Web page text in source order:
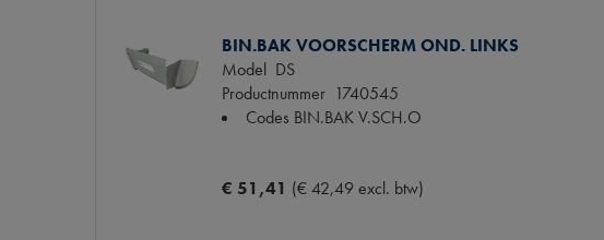
BIN.BAK VOORSCHERM OND. LINKS
Model DS
Productnummer 1740545
Codes BIN.BAK V.SCH.O
€ 51,41 (€ 42,49 excl. btw)